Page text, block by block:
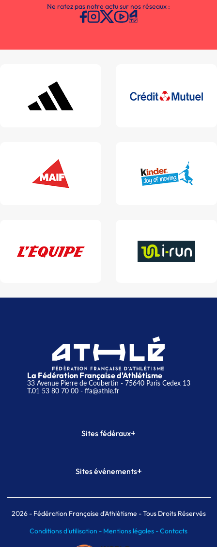
Ne ratez pas notre actu sur nos réseaux :
La Fédération Française d'Athlétisme
33 Avenue Pierre de Coubertin - 75640 Paris Cedex 13
T.01 53 80 70 00- ffa@athle.fr
Sites fédéraux+
Plateforme Formation
Sites événements+
Meeting de Paris indoor
MAIF Ekiden de Paris
2026- Fédération Française d'Athlétisme - Tous Droits Réservés
Conditions d'utilisation - Mentions légales -Contacts